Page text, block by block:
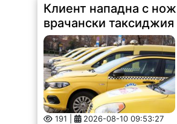
Клиент нападна с нож
врачански таксиджия
191 | 2026-08-10 09:53:27